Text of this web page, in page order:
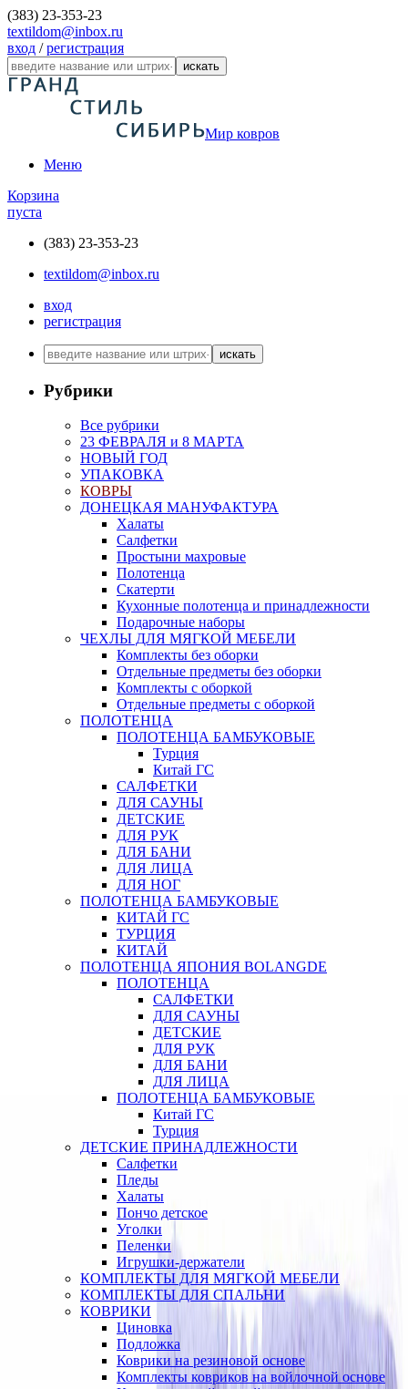
(383) 23-353-23
textildom@inbox.ru
вход /регистрация
искать
Мир ковров
Меню
Корзина
пуста
(383) 23-353-23
textildom@inbox.ru
вход
регистрация
искать
Рубрики
Все рубрики
23 ФЕВРАЛЯ и 8 МАРТА
НОВЫЙ ГОД
УПАКОВКА
КОВРЫ
ДОНЕЦКАЯ МАНУФАКТУРА
Халаты
Салфетки
Простыни махровые
Полотенца
Скатерти
Кухонные полотенца и принадлежности
Подарочные наборы
ЧЕХЛЫ ДЛЯ МЯГКОЙ МЕБЕЛИ
Комплекты без оборки
Отдельные предметы без оборки
Комплекты с оборкой
Отдельные предметы с оборкой
ПОЛОТЕНЦА
ПОЛОТЕНЦА БАМБУКОВЫЕ
Турция
Китай ГС
САЛФЕТКИ
ДЛЯ САУНЫ
ДЕТСКИЕ
ДЛЯ РУК
ДЛЯ БАНИ
ДЛЯ ЛИЦА
ДЛЯ НОГ
ПОЛОТЕНЦА БАМБУКОВЫЕ
КИТАЙ ГС
ТУРЦИЯ
КИТАЙ
ПОЛОТЕНЦА ЯПОНИЯ BOLANGDE
ПОЛОТЕНЦА
САЛФЕТКИ
ДЛЯ САУНЫ
ДЕТСКИЕ
ДЛЯ РУК
ДЛЯ БАНИ
ДЛЯ ЛИЦА
ПОЛОТЕНЦА БАМБУКОВЫЕ
Китай ГС
Турция
ДЕТСКИЕ ПРИНАДЛЕЖНОСТИ
Салфетки
Пледы
Халаты
Пончо детское
Уголки
Пеленки
Игрушки-держатели
КОМПЛЕКТЫ ДЛЯ МЯГКОЙ МЕБЕЛИ
КОМПЛЕКТЫ ДЛЯ СПАЛЬНИ
КОВРИКИ
Циновка
Подложка
Коврики на резиновой основе
Комплекты ковриков на войлочной основе